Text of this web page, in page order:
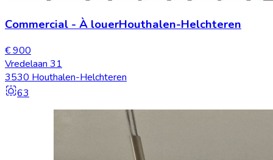
Commercial - À louerHouthalen-Helchteren
€ 900
Vredelaan 31
3530 Houthalen-Helchteren
63